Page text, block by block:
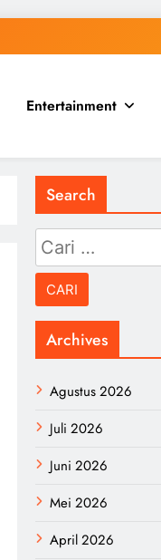
Entertainment
Search
Cari
untuk:
Archives
Agustus 2026
Juli 2026
Juni 2026
Mei 2026
April 2026